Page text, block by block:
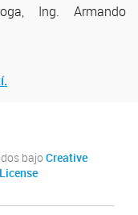
Ing. Armando
bajo Creative